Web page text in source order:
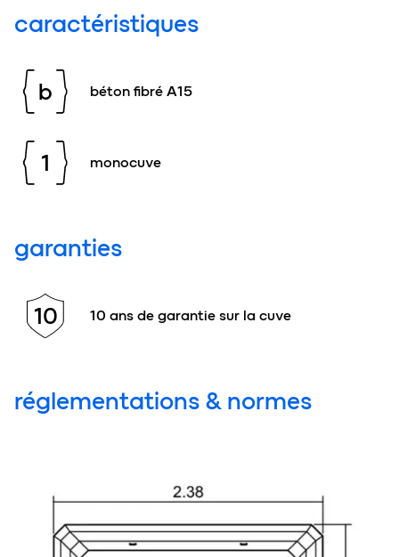
caractéristiques
b béton fibré A15
1 monocuve
garanties
10 10 ans de garantie sur la cuve
réglementations & normes